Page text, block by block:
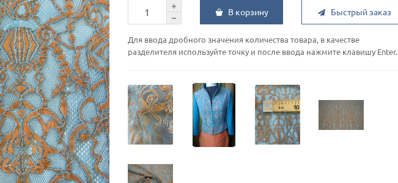
В корзину Быстрый заказ
Для ввода дробного значения количества товара, в качестве
разделителя используйте точку и после ввода нажмите клавишу Enter.